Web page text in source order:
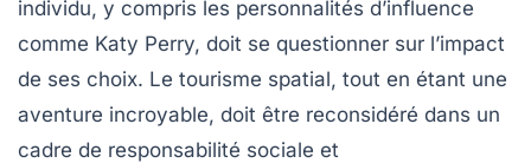
individu, y compris les personnalités d’influence
comme Katy Perry, doit se questionner sur l’impact
de ses choix. Le tourisme spatial, tout en étant une
aventure incroyable, doit être reconsidéré dans un
cadre de responsabilité sociale et